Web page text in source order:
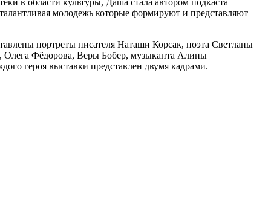
в области культуры, Даша стала автором подкаста
молодежь которые формируют и представляют
портреты писателя Наташи Корсак, поэта Светланы
Олега Фёдорова, Веры Бобер, музыканта Алины
героя выставки представлен двумя кадрами.